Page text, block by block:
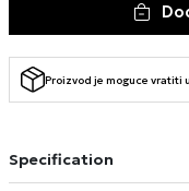
Proizvod je moguce vratiti
Specification